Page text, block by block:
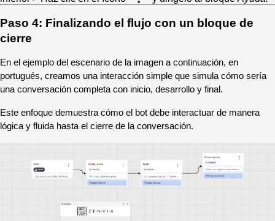
Paso 4: Finalizando el flujo con un bloque de
cierre
En el ejemplo del escenario de la imagen a continuación, en
portugués, creamos una interacción simple que simula cómo sería
una conversación completa con inicio, desarrollo y final.
Este enfoque demuestra cómo el bot debe interactuar de manera
lógica y fluida hasta el cierre de la conversación.